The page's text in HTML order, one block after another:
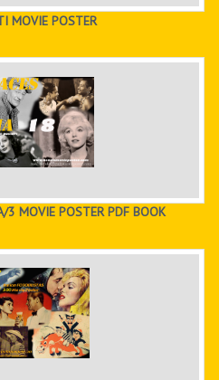
MOVIE POSTER
3 MOVIE POSTER PDF BOOK